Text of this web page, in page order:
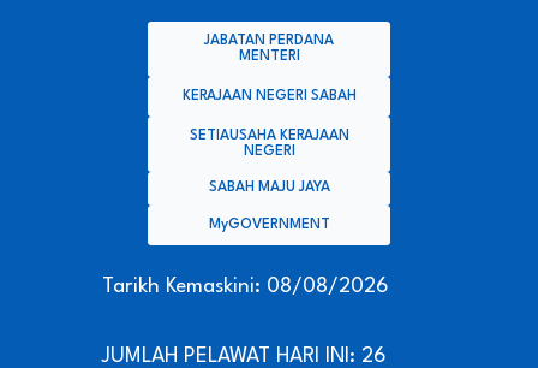
JABATAN PERDANA
MENTERI
KERAJAAN NEGERI SABAH
SETIAUSAHA KERAJAAN
NEGERI
SABAH MAJU JAYA
MyGOVERNMENT
Tarikh Kemaskini: 08/08/2026
JUMLAH PELAWAT HARI INI: 26